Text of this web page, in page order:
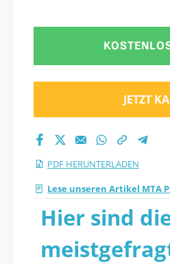
JETZT
PDF HERUNTERLADEN
Lese unseren Artikel MTA
Hier sind